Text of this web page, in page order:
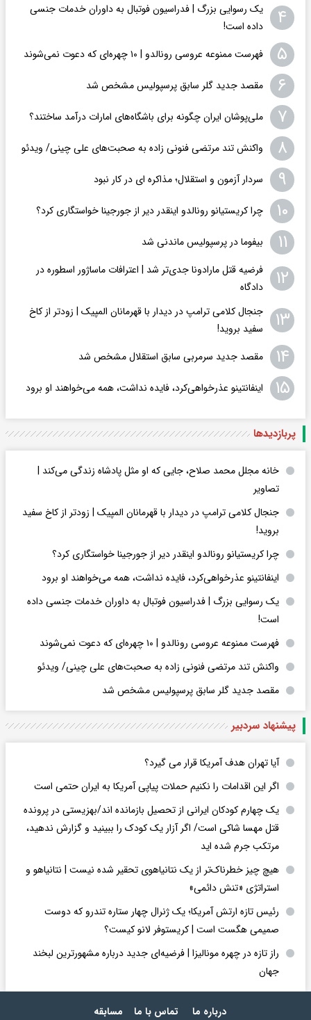
۴
یک رسوایی بزرگ | فدراسیون فوتبال به داوران خدمات جنسی
داده است!
۵ فهرست ممنوعه عروسی رونالدو | ۱۰ چهره‌ای که دعوت نمی‌شوند
۶ مقصد جدید گلر سابق پرسپولیس مشخص شد
۷ ملی‌پوشان ایران چگونه برای باشگاه‌های امارات درآمد ساختند؟
۸ واکنش تند مرتضی فنونی زاده به صحبت‌های علی چینی/ ویدئو
۹ سردار آزمون و استقلال؛ مذاکره ای در کار نبود
۱۰ چرا کریستیانو رونالدو اینقدر دیر از جورجینا خواستگاری کرد؟
۱۱ بیفوما در پرسپولیس ماندنی شد
۱۲
فرضیه قتل مارادونا جدی‌تر شد | اعترافات ماساژور اسطوره در
دادگاه
۱۳
جنجال کلامی ترامپ در دیدار با قهرمانان المپیک | زودتر از کاخ
سفید بروید!
۱۴ مقصد جدید سرمربی سابق استقلال مشخص شد
۱۵ اینفانتینو عذرخواهی‌کرد، فایده نداشت، همه می‌خواهند او برود
پربازدید‌ها
خانه مجلل محمد صلاح، جایی که او مثل پادشاه زندگی می‌کند |
تصاویر
جنجال کلامی ترامپ در دیدار با قهرمانان المپیک | زودتر از کاخ سفید
بروید!
چرا کریستیانو رونالدو اینقدر دیر از جورجینا خواستگاری کرد؟
اینفانتینو عذرخواهی‌کرد، فایده نداشت، همه می‌خواهند او برود
یک رسوایی بزرگ | فدراسیون فوتبال به داوران خدمات جنسی داده
است!
فهرست ممنوعه عروسی رونالدو | ۱۰ چهره‌ای که دعوت نمی‌شوند
واکنش تند مرتضی فنونی زاده به صحبت‌های علی چینی/ ویدئو
مقصد جدید گلر سابق پرسپولیس مشخص شد
پیشنهاد سردبیر
آیا تهران هدف آمریکا قرار می گیرد؟
اگر این اقدامات را نکنیم حملات پیاپی آمریکا به ایران حتمی است
یک چهارم کودکان ایرانی از تحصیل بازمانده اند/بهزیستی در پرونده
قتل مهسا شاکی است/ اگر آزار یک کودک را ببینید و گزارش ندهید،
مرتکب جرم شده اید
هیچ چیز خطرناک‌تر از یک نتانیاهوی تحقیر شده نیست | نتانیاهو و
استراتژی «تنش دائمی»
رئیس تازه ارتش آمریکا؛ یک ژنرال چهار ستاره تندرو که دوست
صمیمی هگست است | کریستوفر لانو کیست؟
راز تازه در چهره مونالیزا | فرضیه‌ای جدید درباره مشهورترین لبخند
جهان
درباره ما تماس با ما مسابقه